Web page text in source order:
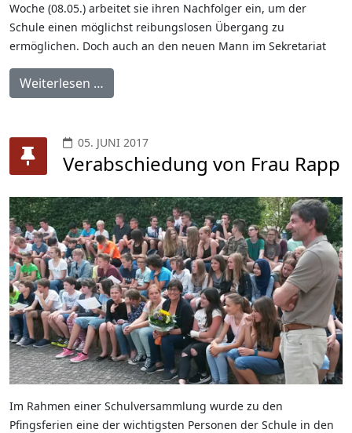
Woche (08.05.) arbeitet sie ihren Nachfolger ein, um der
Schule einen möglichst reibungslosen Übergang zu
ermöglichen. Doch auch an den neuen Mann im Sekretariat
Weiterlesen …
05. JUNI 2017
Verabschiedung von Frau Rapp
Im Rahmen einer Schulversammlung wurde zu den
Pfingsferien eine der wichtigsten Personen der Schule in den